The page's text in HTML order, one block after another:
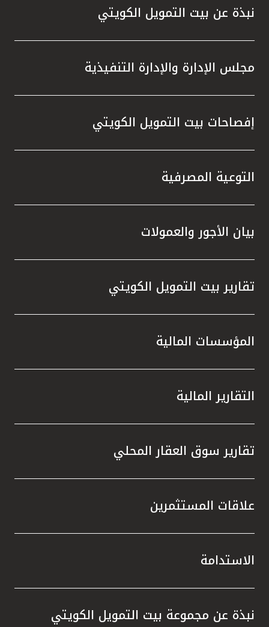
نبذة عن بيت التمويل الكويتي
مجلس الإدارة والإدارة التنفيذية
إفصاحات بيت التمويل الكويتي
التوعية المصرفية
بيان الأجور والعمولات
تقارير بيت التمويل الكويتي
المؤسسات المالية
التقارير المالية
تقارير سوق العقار المحلي
علاقات المستثمرين
الاستدامة
نبذة عن مجموعة بيت التمويل الكويتي